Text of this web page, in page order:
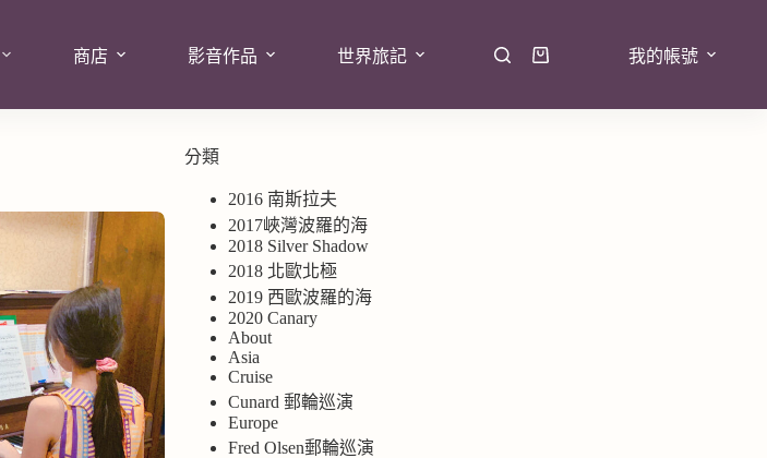
商店 影音作品 世界旅記 我的帳號
分類
2016 南斯拉夫
2017峽灣波羅的海
2018 Silver Shadow
2018 北歐北極
2019 西歐波羅的海
2020 Canary
About
Asia
Cruise
Cunard 郵輪巡演
Europe
Fred Olsen郵輪巡演